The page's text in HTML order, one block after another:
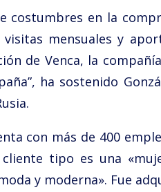
costumbres en la
mensuales y
de Venca, la
ha sostenido
con más de 400
tipo es una
y moderna». Fue